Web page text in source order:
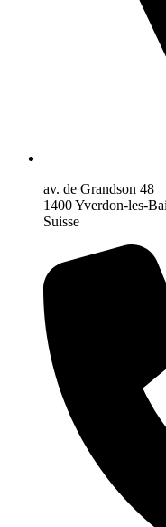
av. de Grandson 48
1400 Yverdon-les-
Suisse